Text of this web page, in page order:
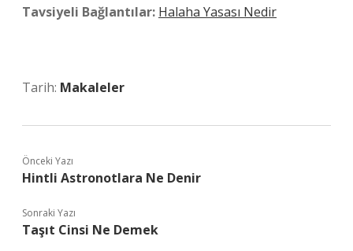
Tavsiyeli Bağlantılar: Halaha Yasası Nedir
Tarih: Makaleler
Önceki Yazı
Hintli Astronotlara Ne Denir
Sonraki Yazı
Taşıt Cinsi Ne Demek